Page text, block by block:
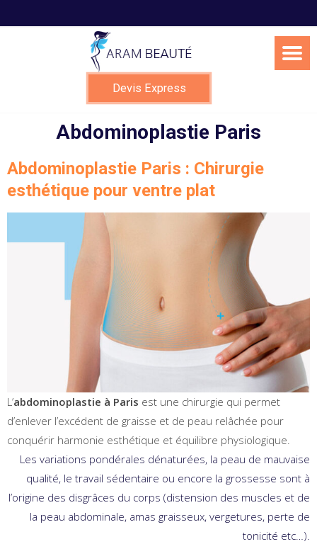
to
Devis Express
Abdominoplastie Paris
Abdominoplastie Paris : Chirurgie
esthétique pour ventre plat
L’abdominoplastie à Paris est une chirurgie qui permet
d’enlever l’excédent de graisse et de peau relâchée pour
conquérir harmonie esthétique et équilibre physiologique.
Les variations pondérales dénaturées, la peau de mauvaise
qualité, le travail sédentaire ou encore la grossesse sont à
l’origine des disgrâces du corps (distension des muscles et de
la peau abdominale, amas graisseux, vergetures, perte de
tonicité etc…).